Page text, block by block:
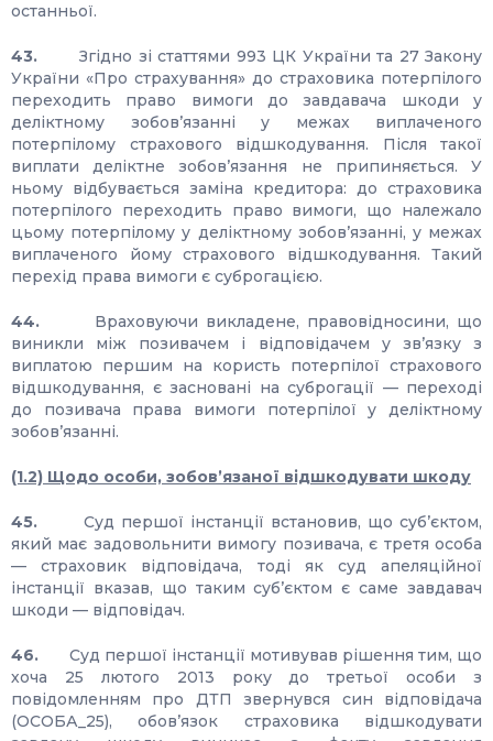
останньої.
43.Згідно зі статтями 993 ЦК України та 27 Закону
України «Про страхування» до страховика потерпілого
переходить право вимоги до завдавача шкоди у
деліктному зобов’язанні у межах виплаченого
потерпілому страхового відшкодування. Після такої
виплати деліктне зобов’язання не припиняється. У
ньому відбувається заміна кредитора: до страховика
потерпілого переходить право вимоги, що належало
цьому потерпілому у деліктному зобов’язанні, у межах
виплаченого йому страхового відшкодування. Такий
перехід права вимоги є суброгацією.
44. Враховуючи викладене, правовідносини, що
виникли між позивачем і відповідачем у зв’язку з
виплатою першим на користь потерпілої страхового
відшкодування, є засновані на суброгації — переході
до позивача права вимоги потерпілої у деліктному
зобов’язанні.
(1.2) Щодо особи, зобов’язаної відшкодувати шкоду
45. Суд першої інстанції встановив, що суб’єктом,
який має задовольнити вимогу позивача, є третя особа
— страховик відповідача, тоді як суд апеляційної
інстанції вказав, що таким суб’єктом є саме завдавач
шкоди — відповідач.
46. Суд першої інстанції мотивував рішення тим, що
хоча 25 лютого 2013 року до третьої особи з
повідомленням про ДТП звернувся син відповідача
(ОСОБА_25), обов’язок страховика відшкодувати